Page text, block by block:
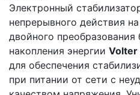
Электронный
непрерывного действия
двойного преобразования
накопления энергии Volter
для обеспечения
при питании от сети с